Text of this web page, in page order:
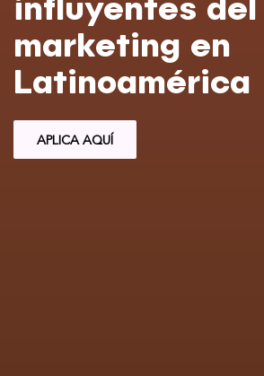
influyentes del
marketing en
Latinoamérica
APLICA AQUÍ